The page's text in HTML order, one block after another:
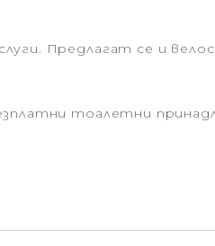
Предлагат се и
тоалетни